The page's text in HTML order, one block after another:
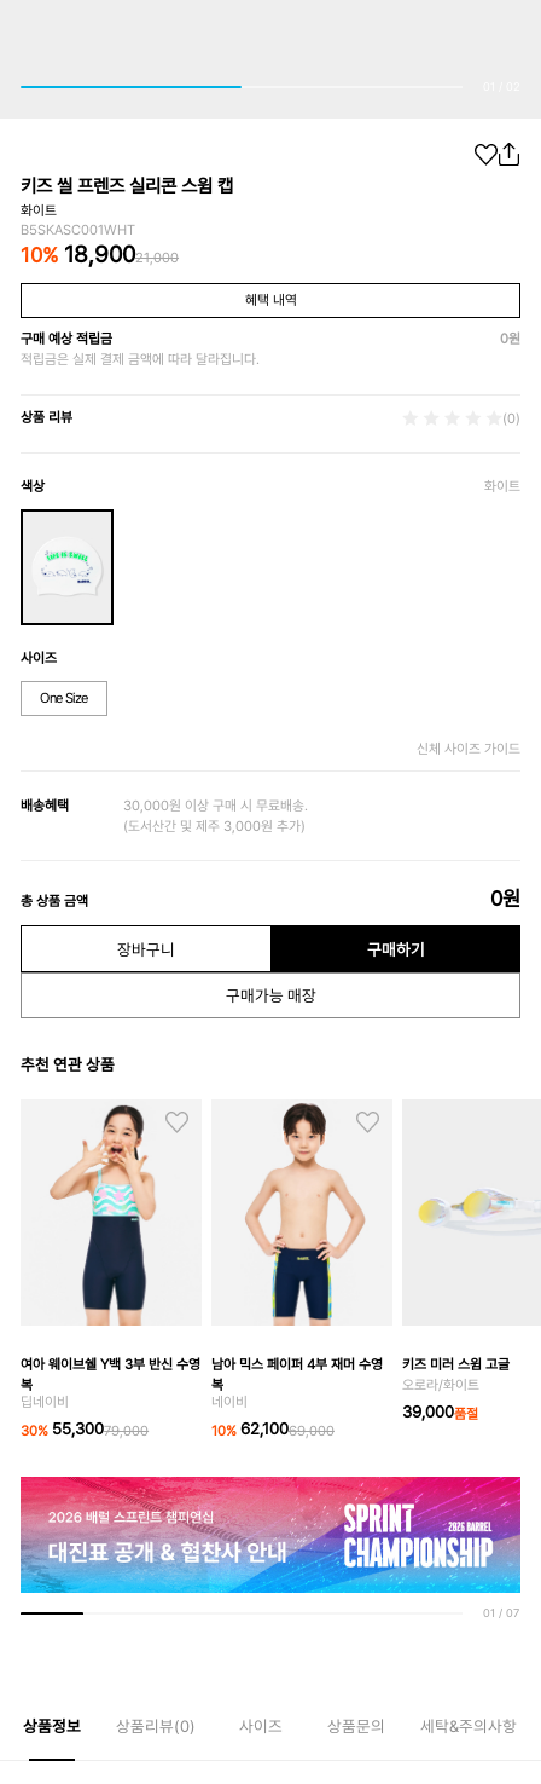
키즈 씰 프렌즈 실리콘 스윔 캡
화이트
B5SKASC001WHT
10% 18,90021,000
혜택 내역
구매 예상 적립금 0원
적립금은 실제 결제 금액에 따라 달라집니다.
상품 리뷰 (0)
색상 화이트
사이즈
One Size
신체 사이즈 가이드
배송혜택
30,000원 이상 구매 시 무료배송.
(도서산간 및 제주 3,000원 추가)
총 상품 금액 0원
장바구니 구매하기
구매가능 매장
추천 연관 상품
여아 웨이브쉘 Y백 3부 반신 수영
복
딥네이비
30% 55,30079,000
남아 믹스 페이퍼 4부 재머 수영
복
네이비
10% 62,10069,000
키즈 미러 스윔 고글
오로라/화이트
39,000품절
01 / 07
상품정보 상품리뷰(0) 사이즈 상품문의 세탁&주의사항